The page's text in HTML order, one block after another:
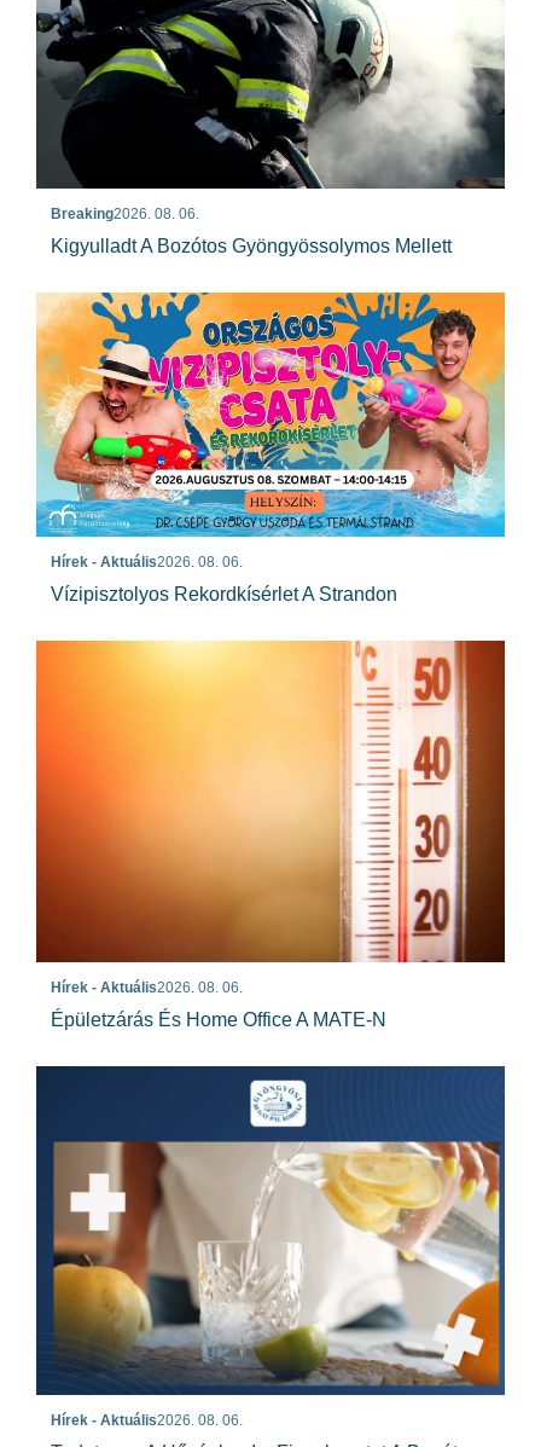
Breaking2026. 08. 06.
Kigyulladt A Bozótos Gyöngyössolymos Mellett
Hírek - Aktuális2026. 08. 06.
Vízipisztolyos Rekordkísérlet A Strandon
Hírek - Aktuális2026. 08. 06.
Épületzárás És Home Office A MATE-N
Hírek - Aktuális2026. 08. 06.